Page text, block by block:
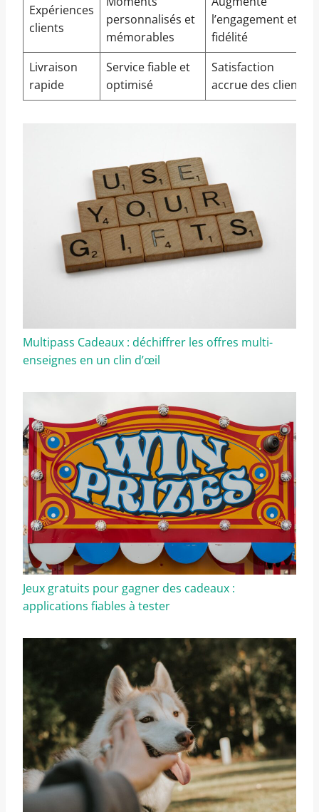
Expériences
clients
personnalisés et
mémorables
l’engagement et la
fidélité
Livraison
rapide
Service fiable et
optimisé
Satisfaction
accrue des clients
Multipass Cadeaux : déchiffrer les offres multi-
enseignes en un clin d’œil
Jeux gratuits pour gagner des cadeaux :
applications fiables à tester